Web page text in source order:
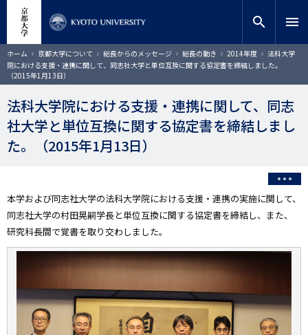
コ
ン
ン
ツ
に
移
動
サイト内検索
検索
search menu
ホーム 京都大学について 総長からのメッセージ 総長の動き 2014年度
法科大学
院における支援・連携に関して、同志社大学と単位互換に関する協定書を締結しました。
（2015年1月13日）
法科大学院における支援・連携に関して、同志
社大学と単位互換に関する協定書を締結しまし
た。（2015年1月13日）
本学および同志社大学の法科大学院における支援・連携の実施に関して、
同志社大学の村田晃嗣学長と単位互換に関する協定書を締結し、また、
研究科長間で覚書を取り交わしました。